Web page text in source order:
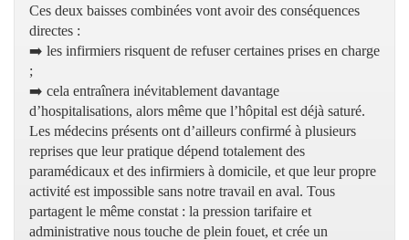
Ces deux baisses combinées vont avoir des conséquences
directes :
➡️ les infirmiers risquent de refuser certaines prises en charge
;
➡️ cela entraînera inévitablement davantage
d’hospitalisations, alors même que l’hôpital est déjà saturé.
Les médecins présents ont d’ailleurs confirmé à plusieurs
reprises que leur pratique dépend totalement des
paramédicaux et des infirmiers à domicile, et que leur propre
activité est impossible sans notre travail en aval. Tous
partagent le même constat : la pression tarifaire et
administrative nous touche de plein fouet, et crée un